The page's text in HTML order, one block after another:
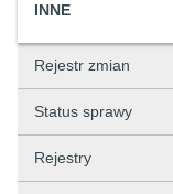
INNE
Rejestr zmian
Status sprawy
Rejestry